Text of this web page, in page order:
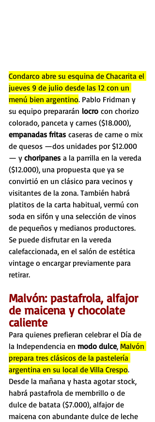
Condarco abre su esquina de Chacarita el
jueves 9 de julio desde las 12 con un
menú bien argentino. Pablo Fridman y
su equipo prepararán locro con chorizo
colorado, panceta y carnes ($18.000),
empanadas fritas caseras de carne o mix
de quesos —dos unidades por $12.000
— y choripanes a la parrilla en la vereda
($12.000), una propuesta que ya se
convirtió en un clásico para vecinos y
visitantes de la zona. También habrá
platitos de la carta habitual, vermú con
soda en sifón y una selección de vinos
de pequeños y medianos productores.
Se puede disfrutar en la vereda
calefaccionada, en el salón de estética
vintage o encargar previamente para
retirar.
Malvón: pastafrola, alfajor
de maicena y chocolate
caliente
Para quienes prefieran celebrar el Día de
la Independencia en modo dulce, Malvón
prepara tres clásicos de la pastelería
argentina en su local de Villa Crespo.
Desde la mañana y hasta agotar stock,
habrá pastafrola de membrillo o de
dulce de batata ($7.000), alfajor de
maicena con abundante dulce de leche